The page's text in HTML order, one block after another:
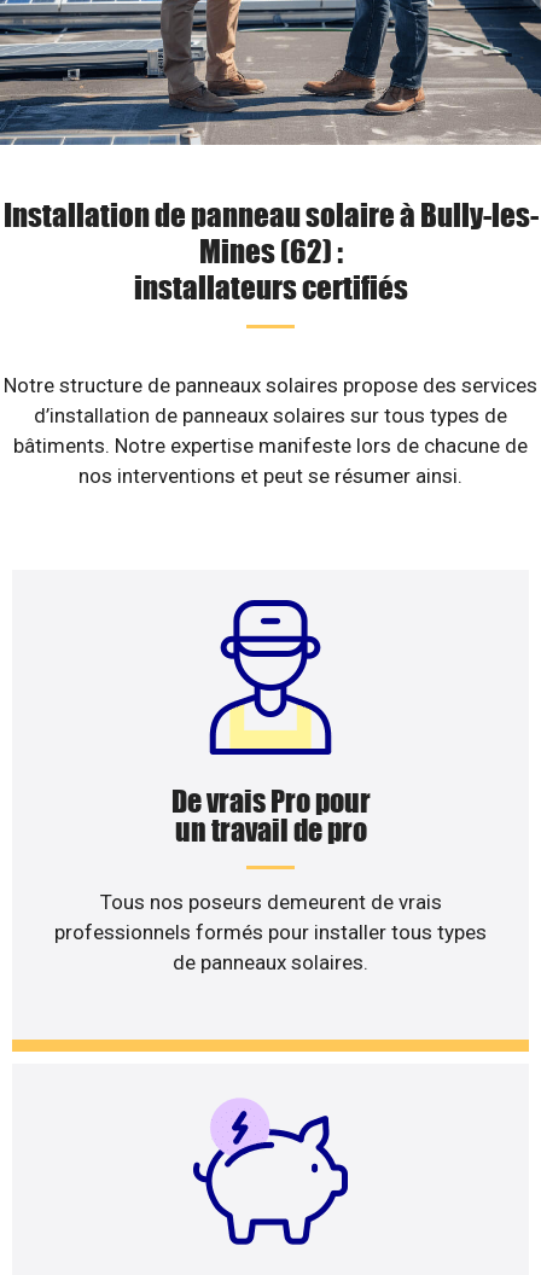
Installation de panneau solaire à Bully-les-
Mines (62) :
installateurs certifiés
Notre structure de panneaux solaires propose des services
d’installation de panneaux solaires sur tous types de
bâtiments. Notre expertise manifeste lors de chacune de
nos interventions et peut se résumer ainsi.
De vrais Pro pour
un travail de pro
Tous nos poseurs demeurent de vrais
professionnels formés pour installer tous types
de panneaux solaires.